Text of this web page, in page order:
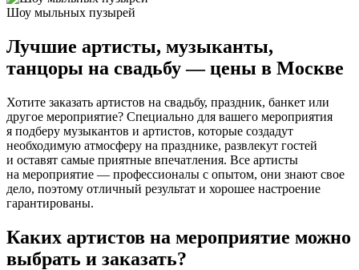
Шоу мыльных пузырей
Лучшие артисты, музыканты,
танцоры на свадьбу — цены в Москве
Хотите заказать артистов на свадьбу, праздник, банкет или
другое мероприятие? Специально для вашего мероприятия
я подберу музыкантов и артистов, которые создадут
необходимую атмосферу на празднике, развлекут гостей
и оставят самые приятные впечатления. Все артисты
на мероприятие — профессионалы с опытом, они знают свое
дело, поэтому отличный результат и хорошее настроение
гарантированы.
Каких артистов на мероприятие можно
выбрать и заказать?